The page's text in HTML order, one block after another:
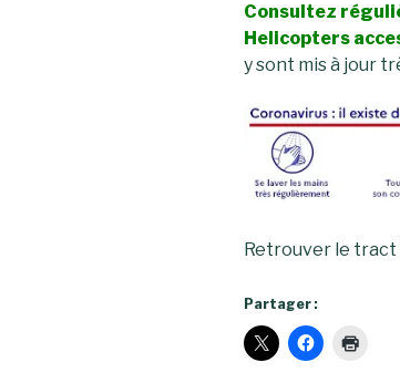
Consultez
Helicopters
y sont mis à jour
Retrouver le tract
Partager :